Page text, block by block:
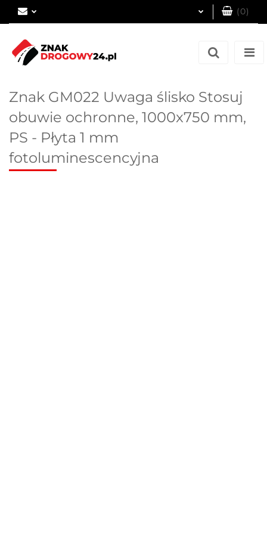
(0)
Znak GM022 Uwaga ślisko Stosuj
obuwie ochronne, 1000x750 mm,
PS - Płyta 1 mm
fotoluminescencyjna